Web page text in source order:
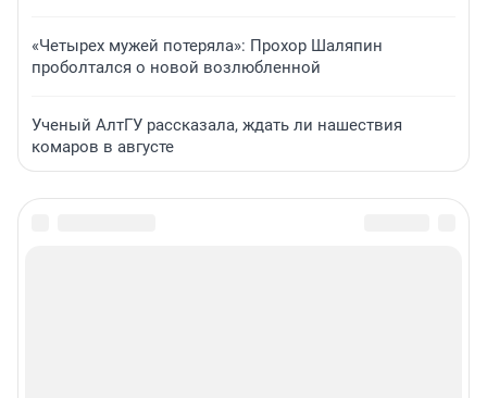
«Четырех мужей потеряла»: Прохор Шаляпин
проболтался о новой возлюбленной
Ученый АлтГУ рассказала, ждать ли нашествия
комаров в августе